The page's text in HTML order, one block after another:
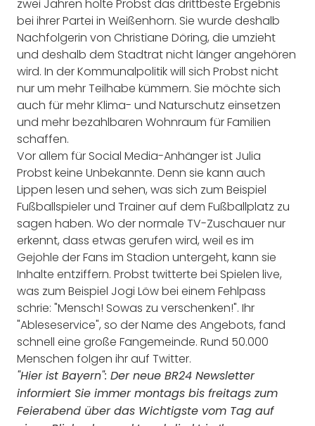
zwei Jahren holte Probst das drittbeste Ergebnis
bei ihrer Partei in Weißenhorn. Sie wurde deshalb
Nachfolgerin von Christiane Döring, die umzieht
und deshalb dem Stadtrat nicht länger angehören
wird. In der Kommunalpolitik will sich Probst nicht
nur um mehr Teilhabe kümmern. Sie möchte sich
auch für mehr Klima- und Naturschutz einsetzen
und mehr bezahlbaren Wohnraum für Familien
schaffen.
Vor allem für Social Media-Anhänger ist Julia
Probst keine Unbekannte. Denn sie kann auch
Lippen lesen und sehen, was sich zum Beispiel
Fußballspieler und Trainer auf dem Fußballplatz zu
sagen haben. Wo der normale TV-Zuschauer nur
erkennt, dass etwas gerufen wird, weil es im
Gejohle der Fans im Stadion untergeht, kann sie
Inhalte entziffern. Probst twitterte bei Spielen live,
was zum Beispiel Jogi Löw bei einem Fehlpass
schrie: "Mensch! Sowas zu verschenken!". Ihr
"Ableseservice", so der Name des Angebots, fand
schnell eine große Fangemeinde. Rund 50.000
Menschen folgen ihr auf Twitter.
"Hier ist Bayern": Der neue BR24 Newsletter
informiert Sie immer montags bis freitags zum
Feierabend über das Wichtigste vom Tag auf